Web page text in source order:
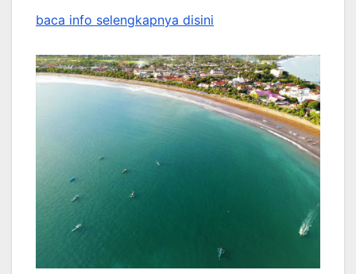
baca info selengkapnya disini